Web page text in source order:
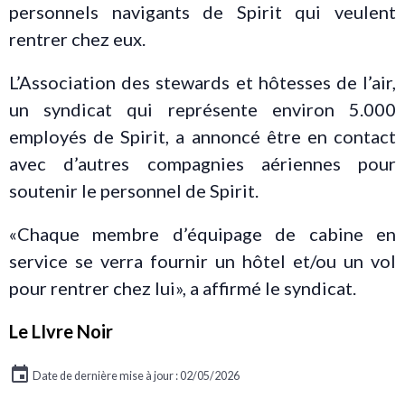
personnels navigants de Spirit qui veulent
rentrer chez eux.
L’Association des stewards et hôtesses de l’air,
un syndicat qui représente environ 5.000
employés de Spirit, a annoncé être en contact
avec d’autres compagnies aériennes pour
soutenir le personnel de Spirit.
«Chaque membre d’équipage de cabine en
service se verra fournir un hôtel et/ou un vol
pour rentrer chez lui», a affirmé le syndicat.
Le LIvre Noir
Date de dernière mise à jour : 02/05/2026